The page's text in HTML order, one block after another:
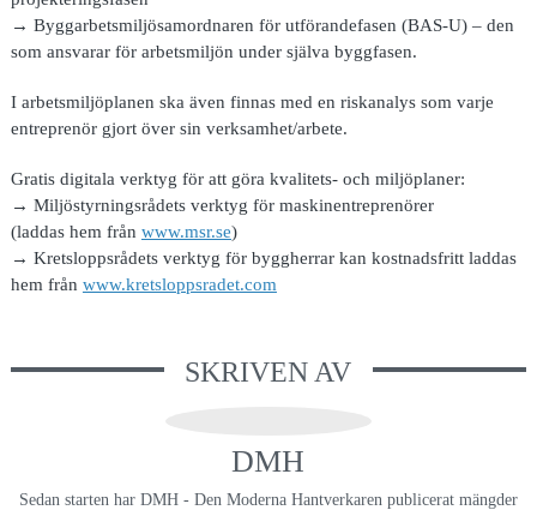
→ Byggarbetsmiljösamordnaren för utförandefasen (BAS-U) – den
som ansvarar för arbetsmiljön under själva byggfasen.
I arbetsmiljöplanen ska även finnas med en riskanalys som varje
entreprenör gjort över sin verksamhet/arbete.
Gratis digitala verktyg för att göra kvalitets- och miljöplaner:
→ Miljöstyrningsrådets verktyg för maskinentreprenörer
(laddas hem från www.msr.se)
→ Kretsloppsrådets verktyg för byggherrar kan kostnadsfritt laddas
hem från www.kretsloppsradet.com
SKRIVEN AV
DMH
Sedan starten har DMH - Den Moderna Hantverkaren publicerat mängder